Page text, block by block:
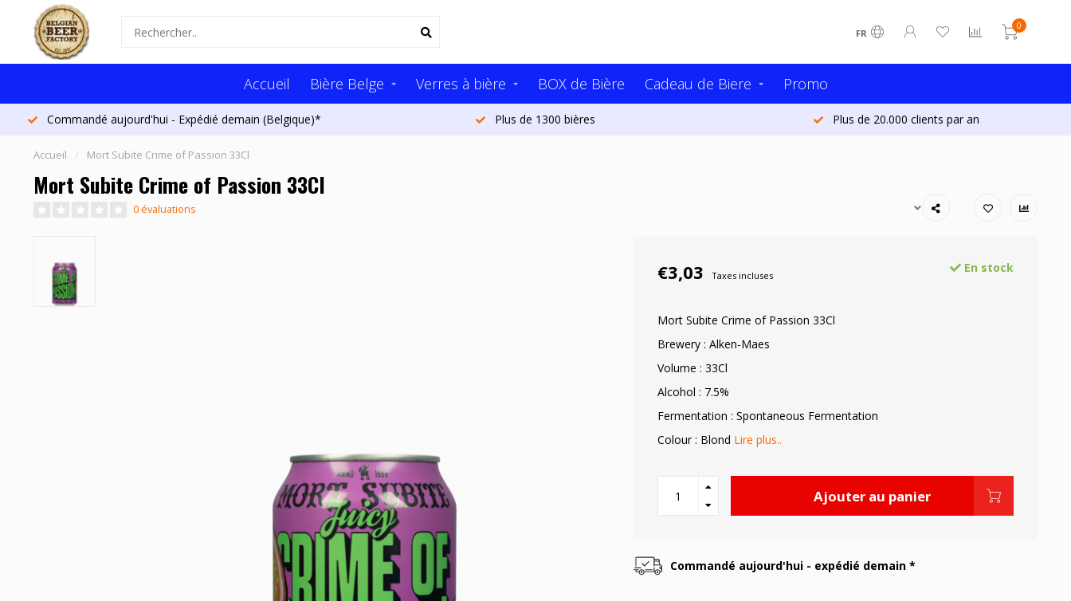
FR
0
Accueil Bière Belge Verres à bière BOX de Bière Cadeau de Biere Promo
Commandé aujourd'hui - Expédié demain (Belgique)* Plus de 1300 bières Plus de 20.000 clients par an
Accueil / Mort Subite Crime of Passion 33Cl
Mort Subite Crime of Passion 33Cl
0 évaluations
€3,03 Taxes incluses
En stock
Mort Subite Crime of Passion 33Cl
Brewery : Alken-Maes
Volume : 33Cl
Alcohol : 7.5%
Fermentation : Spontaneous Fermentation
Colour : Blond Lire plus..
Ajouter au panier
Commandé aujourd'hui - expédié demain *